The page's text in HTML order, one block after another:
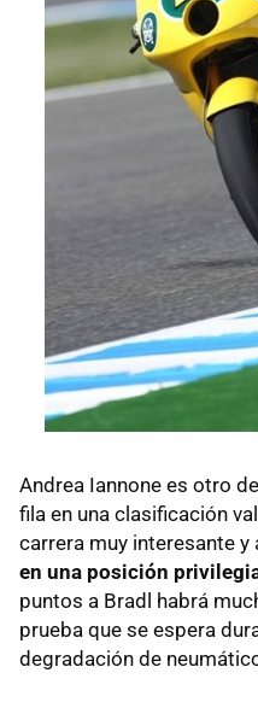
Andrea Iannone es otro
fila en una clasificación
carrera muy interesante y
en una posición
puntos a Bradl habrá
prueba que se espera
degradación de